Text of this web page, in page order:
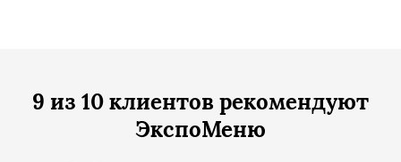
9 из 10 клиентов рекомендуют
ЭкспоМеню